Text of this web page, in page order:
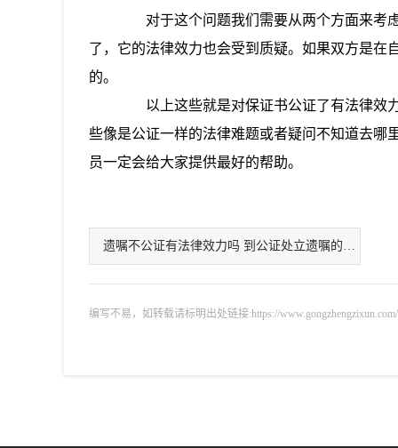
对于这个问题我们需要从两个方面来考虑
了，它的法律效力也会受到质疑。如果双方是在
的。
以上这些就是对保证书公证了有法律效力
些像是公证一样的法律难题或者疑问不知道去哪
员一定会给大家提供最好的帮助。
遗嘱不公证有法律效力吗 到公证处立遗嘱的程序
编写不易，如转载请标明出处链接:https://